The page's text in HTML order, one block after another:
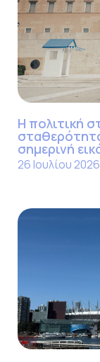
Η πολιτική
σημερινή
26 Ιουλίου 2026